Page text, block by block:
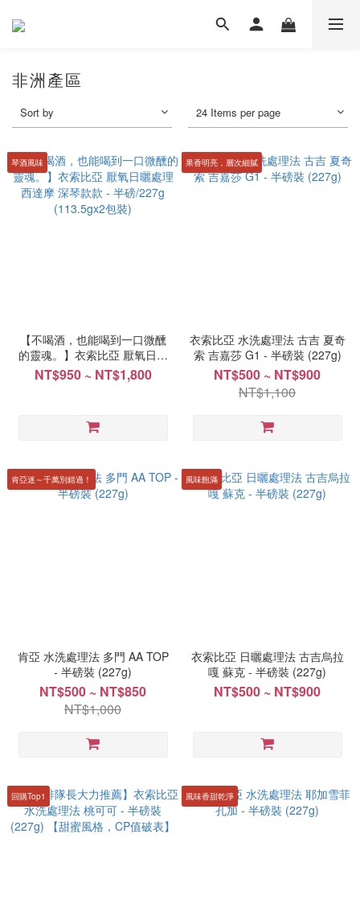
非洲產區
Sort by 24 Items per page
琴酒風味
【不喝酒，也能喝到一口微醺
的靈魂。】衣索比亞 厭氧日曬
處理 ⻄達摩 深琴款款 - 半
磅/227g (113.5gx2包裝)
NT$950 ~ NT$1,800
果香明亮，層次細膩
衣索比亞 水洗處理法 古吉 夏奇
索 吉嘉莎 G1 - 半磅裝 (227g)
NT$500 ~ NT$900
NT$1,100
肯亞迷～千萬別錯過！
肯亞 水洗處理法 多門 AA TOP
- 半磅裝 (227g)
NT$500 ~ NT$850
NT$1,000
風味飽滿
衣索比亞 日曬處理法 古吉烏拉
嘎 蘇克 - 半磅裝 (227g)
NT$500 ~ NT$900
回購Top1 風味香甜乾淨